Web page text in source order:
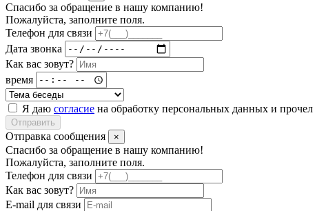
Спасибо за обращение в нашу компанию!
Пожалуйста, заполните поля.
Телефон для связи
Дата звонка
Как вас зовут?
время
Я даю согласие на обработку персональных данных и прочел
Отправить
Отправка сообщения ×
Спасибо за обращение в нашу компанию!
Пожалуйста, заполните поля.
Телефон для связи
Как вас зовут?
E-mail для связи